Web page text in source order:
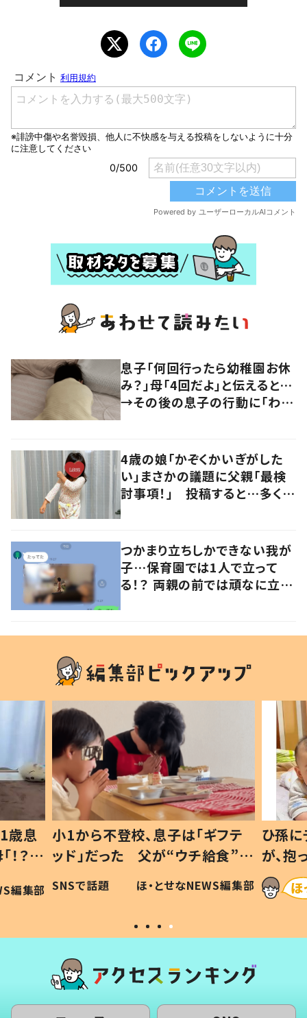
息子「何回行ったら幼稚園お休
み？」母「4回だよ」と伝えると…
→その後の息子の行動に「わか
4歳の娘「かぞくかいぎがした
い」まさかの議題に父親「最検
討事項！」 投稿すると…多くの
つかまり立ちしかできない我が
子…保育園では1人で立って
る！？ 両親の前では頑なに立た
歳息
？」
編集部
小1から不登校、息子は「ギフテ
ッド」だった 父が“ウチ給食”を
作り続ける理由とは #令和の親
#令和の子
SNSで話題 ほ・とせなNEWS編集部
ひ孫
が、
「涙が
い」